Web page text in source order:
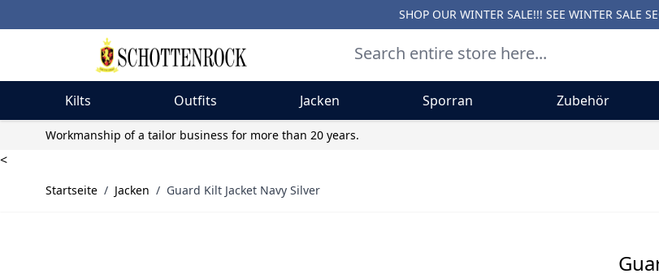
SHOP OUR WINTER SALE!!! SEE WINTER SALE
Kilts Outfits Jacken Sporran Zubehör
Skip to ContentWorkmanship of a tailor business for more than 20 years.
<
Startseite / Jacken / Guard Kilt Jacket Navy Silver